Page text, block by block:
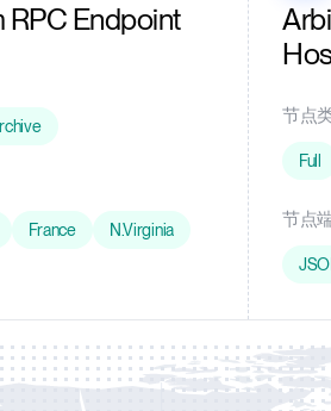
RPC Endpoint
France N.Virginia
节点
Full
节点